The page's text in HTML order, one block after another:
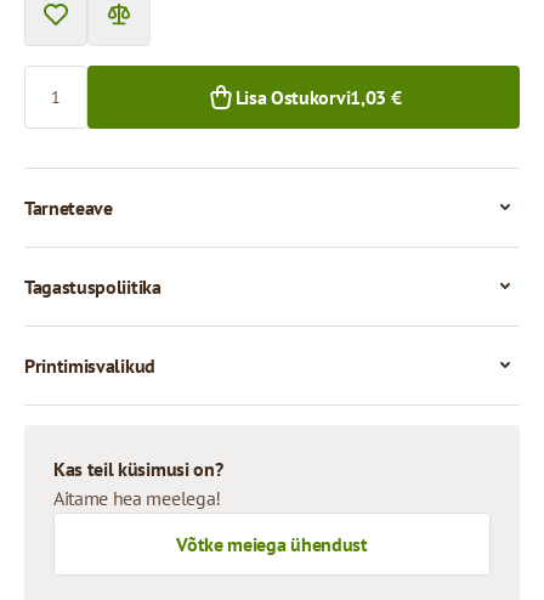
Lisa Ostukorvi1,03 €
Tarneteave
Tagastuspoliitika
Printimisvalikud
Kas teil küsimusi on?
Aitame hea meelega!
Võtke meiega ühendust